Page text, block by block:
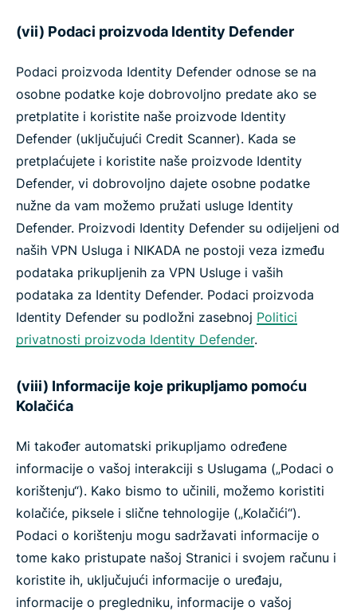
(vii) Podaci proizvoda Identity Defender
Podaci proizvoda Identity Defender odnose se na
osobne podatke koje dobrovoljno predate ako se
pretplatite i koristite naše proizvode Identity
Defender (uključujući Credit Scanner). Kada se
pretplaćujete i koristite naše proizvode Identity
Defender, vi dobrovoljno dajete osobne podatke
nužne da vam možemo pružati usluge Identity
Defender. Proizvodi Identity Defender su odijeljeni od
naših VPN Usluga i NIKADA ne postoji veza između
podataka prikupljenih za VPN Usluge i vaših
podataka za Identity Defender. Podaci proizvoda
Identity Defender su podložni zasebnoj Politici
privatnosti proizvoda Identity Defender.
(viii) Informacije koje prikupljamo pomoću
Kolačića
Mi također automatski prikupljamo određene
informacije o vašoj interakciji s Uslugama („Podaci o
korištenju“). Kako bismo to učinili, možemo koristiti
kolačiće, piksele i slične tehnologije („Kolačići“).
Podaci o korištenju mogu sadržavati informacije o
tome kako pristupate našoj Stranici i svojem računu i
koristite ih, uključujući informacije o uređaju,
informacije o pregledniku, informacije o vašoj